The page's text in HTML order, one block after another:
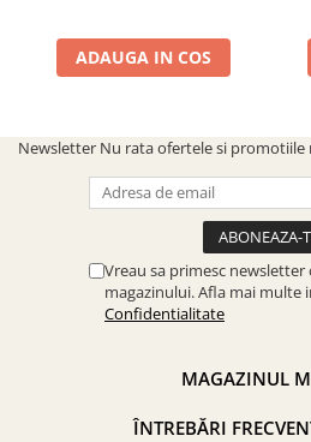
ADAUGA IN COS
Newsletter Nu rata ofertele si promotiile
Vreau sa primesc
magazinului. Afla mai multe
Confidentialitate
MAGAZINUL
ÎNTREBĂRI